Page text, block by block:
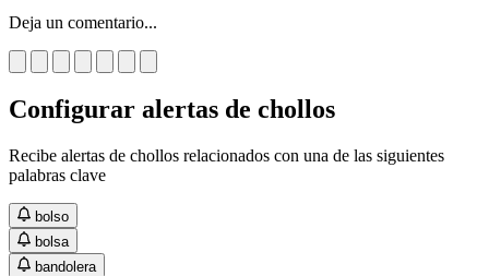
Deja un comentario...
Configurar alertas de chollos
Recibe alertas de chollos relacionados con una de las siguientes
palabras clave
bolso
bolsa
bandolera